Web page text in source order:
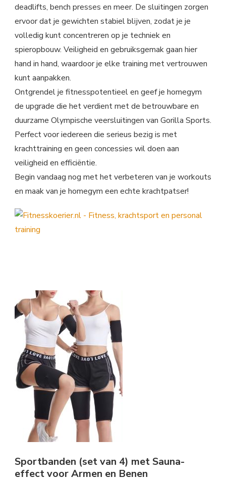
deadlifts, bench presses en meer. De sluitingen zorgen
ervoor dat je gewichten stabiel blijven, zodat je je
volledig kunt concentreren op je techniek en
spieropbouw. Veiligheid en gebruiksgemak gaan hier
hand in hand, waardoor je elke training met vertrouwen
kunt aanpakken.
Ontgrendel je fitnesspotentieel en geef je homegym
de upgrade die het verdient met de betrouwbare en
duurzame Olympische veersluitingen van Gorilla Sports.
Perfect voor iedereen die serieus bezig is met
krachttraining en geen concessies wil doen aan
veiligheid en efficiëntie.
Begin vandaag nog met het verbeteren van je workouts
en maak van je homegym een echte krachtpatser!
Sportbanden (set van 4) met Sauna-
effect voor Armen en Benen